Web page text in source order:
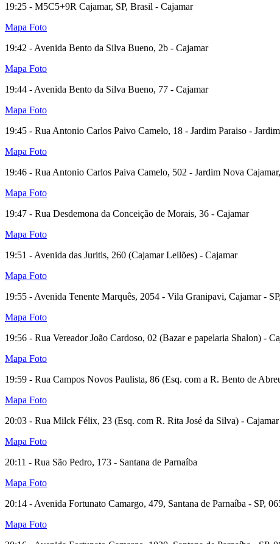
19:25 - M5C5+9R Cajamar, SP, Brasil - Cajamar
Mapa Foto
19:42 - Avenida Bento da Silva Bueno, 2b - Cajamar
Mapa Foto
19:44 - Avenida Bento da Silva Bueno, 77 - Cajamar
Mapa Foto
19:45 - Rua Antonio Carlos Paivo Camelo, 18 - Jardim Paraiso -
Mapa Foto
19:46 - Rua Antonio Carlos Paiva Camelo, 502 - Jardim Nova
Mapa Foto
19:47 - Rua Desdemona da Conceição de Morais, 36 - Cajamar
Mapa Foto
19:51 - Avenida das Juritis, 260 (Cajamar Leilões) - Cajamar
Mapa Foto
19:55 - Avenida Tenente Marquês, 2054 - Vila Granipavi, Cajamar -
Mapa Foto
19:56 - Rua Vereador João Cardoso, 02 (Bazar e papelaria Shalon) -
Mapa Foto
19:59 - Rua Campos Novos Paulista, 86 (Esq. com a R. Bento de
Mapa Foto
20:03 - Rua Milck Félix, 23 (Esq. com R. Rita José da Silva) - Cajamar
Mapa Foto
20:11 - Rua São Pedro, 173 - Santana de Parnaíba
Mapa Foto
20:14 - Avenida Fortunato Camargo, 479, Santana de Parnaíba - SP,
Mapa Foto